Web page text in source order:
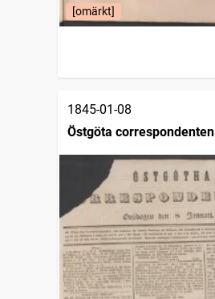
[omärkt]
1845-01-08
Östgöta correspondenten